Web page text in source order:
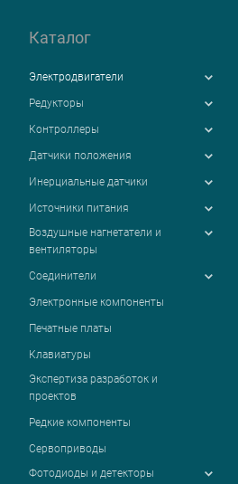
Каталог
Электродвигатели
Редукторы
Контроллеры
Датчики положения
Инерциальные датчики
Источники питания
Воздушные нагнетатели и
вентиляторы
Соединители
Электронные компоненты
Печатные платы
Клавиатуры
Экспертиза разработок и
проектов
Редкие компоненты
Сервоприводы
Фотодиоды и детекторы